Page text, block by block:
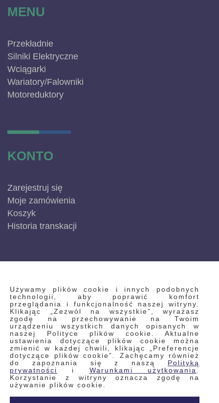
Używamy plików cookie i innych podobnych
technologii, aby poprawić komfort
przeglądania i funkcjonalność naszej witryny.
Klikając „Zezwól na wszystkie”, wyrażasz
zgodę na przechowywanie na Twoim
urządzeniu wszystkich danych opisanych w
naszej Polityce plików cookie. Aktualne
ustawienia dotyczące plików cookie można
zmienić w każdej chwili, klikając „Preferencje
dotyczące plików cookie”. Zachęcamy również
do zapoznania się z naszą Polityką
prywatności
i Warunkami użytkowania
Korzystanie z witryny oznacza zgodę na
używanie plików cookie.
MENU
Przekładnie
Silniki Elektryczne
Wciągarki
Wariatory/Falowniki
Motoreduktory
KONTO
Zarejestruj się
Moje zamówienia
Koszyk
Historia transkacji
INFORMACJE
Regulamin
Polityka prywatności i pliki cookie
Wyszukiwane frazy
Wyszukiwanie zaawansowane
Zamówienia
Skontaktuj się z nami
Odstąp od umowy